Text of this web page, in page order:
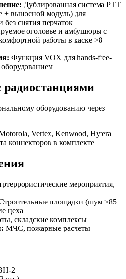
Дублированная система PTT
+ выносной модуль) для
без снятия перчаток
оголовье и амбушюры с
работы в каске >8
Функция VOX для hands-free-
радиостанциями
оборудованию через
Vertex, Kenwood, Hytera
коннекторов в комплекте
мероприятия,
площадки (шум >85
цеха
складские комплексы
МЧС, пожарные расчеты
2